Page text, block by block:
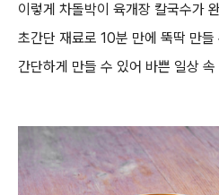
이렇게 차돌박이 육개장 칼국수가
초간단 재료로 10분 만에 뚝딱 만들
간단하게 만들 수 있어 바쁜 일상